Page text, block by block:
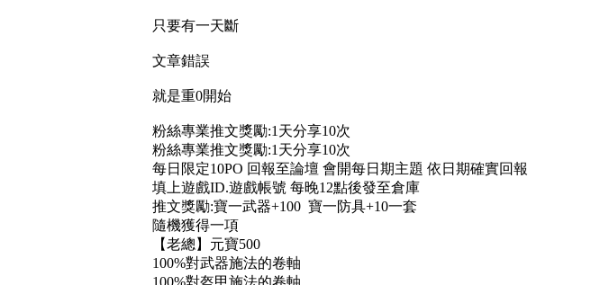
只要有一天斷
文章錯誤
就是重0開始
粉絲專業推文獎勵:1天分享10次
粉絲專業推文獎勵:1天分享10次
每日限定10PO 回報至論壇 會開每日期主題 依日期確實回報
填上遊戲ID.遊戲帳號 每晚12點後發至倉庫
推文獎勵:寶一武器+100 寶一防具+10一套
隨機獲得一項
【老總】元寶500
100%對武器施法的卷軸
100%對盔甲施法的卷軸